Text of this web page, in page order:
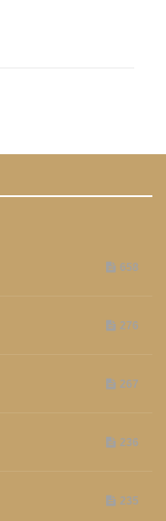
658
276
267
236
235